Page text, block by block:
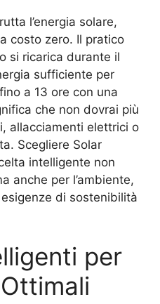
l’energia solare,
costo zero. Il pratico
si ricarica durante il
sufficiente per
a 13 ore con una
che non dovrai più
allacciamenti elettrici o
Scegliere Solar
intelligente non
anche per l’ambiente,
di sostenibilità
per